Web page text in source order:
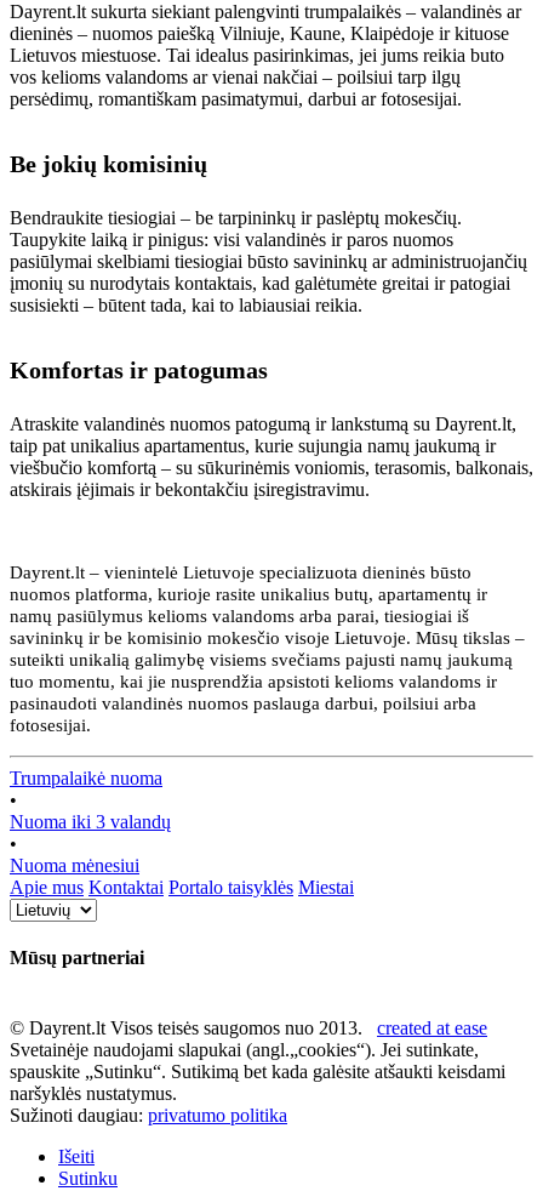
Dayrent.lt sukurta siekiant palengvinti trumpalaikės – valandinės ar
dieninės – nuomos paiešką Vilniuje, Kaune, Klaipėdoje ir kituose
Lietuvos miestuose. Tai idealus pasirinkimas, jei jums reikia buto
vos kelioms valandoms ar vienai nakčiai – poilsiui tarp ilgų
persėdimų, romantiškam pasimatymui, darbui ar fotosesijai.
Be jokių komisinių
Bendraukite tiesiogiai – be tarpininkų ir paslėptų mokesčių.
Taupykite laiką ir pinigus: visi valandinės ir paros nuomos
pasiūlymai skelbiami tiesiogiai būsto savininkų ar administruojančių
įmonių su nurodytais kontaktais, kad galėtumėte greitai ir patogiai
susisiekti – būtent tada, kai to labiausiai reikia.
Komfortas ir patogumas
Atraskite valandinės nuomos patogumą ir lankstumą su Dayrent.lt,
taip pat unikalius apartamentus, kurie sujungia namų jaukumą ir
viešbučio komfortą – su sūkurinėmis voniomis, terasomis, balkonais,
atskirais įėjimais ir bekontakčiu įsiregistravimu.
Dayrent.lt – vienintelė Lietuvoje specializuota dieninės būsto
nuomos platforma, kurioje rasite unikalius butų, apartamentų ir
namų pasiūlymus kelioms valandoms arba parai, tiesiogiai iš
savininkų ir be komisinio mokesčio visoje Lietuvoje. Mūsų tikslas –
suteikti unikalią galimybę visiems svečiams pajusti namų jaukumą
tuo momentu, kai jie nusprendžia apsistoti kelioms valandoms ir
pasinaudoti valandinės nuomos paslauga darbui, poilsiui arba
fotosesijai.
Trumpalaikė nuoma
•
Nuoma iki 3 valandų
•
Nuoma mėnesiui
Apie mus Kontaktai Portalo taisyklės Miestai
Mūsų partneriai
© Dayrent.lt Visos teisės saugomos nuo 2013. created at ease
Svetainėje naudojami slapukai (angl.„cookies“). Jei sutinkate,
spauskite „Sutinku“. Sutikimą bet kada galėsite atšaukti keisdami
naršyklės nustatymus.
Sužinoti daugiau: privatumo politika
Išeiti
Sutinku